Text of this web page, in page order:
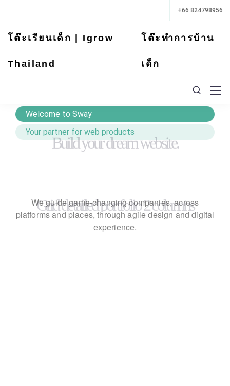
+66 824798956
โต๊ะเรียนเด็ก | Igrow
Thailand
โต๊ะทำการบ้าน
เด็ก
Welcome to Sway
Your partner for web products
Build your dream website.
We guide game-changing companies, across
platforms and places,through agile design and digital
experience.